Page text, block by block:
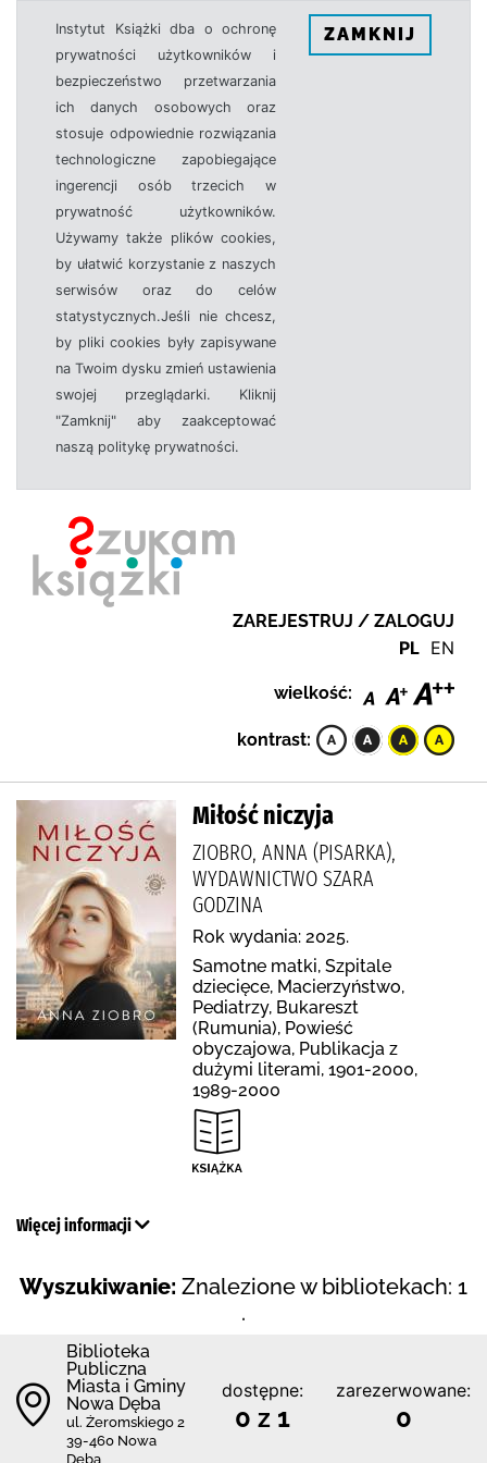
Instytut Książki dba o ochronę
prywatności użytkowników i
bezpieczeństwo przetwarzania
ich danych osobowych oraz
stosuje odpowiednie rozwiązania
technologiczne zapobiegające
ingerencji osób trzecich w
prywatność użytkowników.
Używamy także plików cookies,
by ułatwić korzystanie z naszych
serwisów oraz do celów
statystycznych.Jeśli nie chcesz,
by pliki cookies były zapisywane
na Twoim dysku zmień ustawienia
swojej przeglądarki. Kliknij
"Zamknij" aby zaakceptować
naszą politykę prywatności.
ZAMKNIJ
ZAREJESTRUJ / ZALOGUJ
PL EN
wielkość:
kontrast:
Miłość niczyja
ZIOBRO, ANNA (PISARKA),
WYDAWNICTWO SZARA
GODZINA
Rok wydania: 2025.
Samotne matki, Szpitale
dziecięce, Macierzyństwo,
Pediatrzy, Bukareszt
(Rumunia), Powieść
obyczajowa, Publikacja z
dużymi literami, 1901-2000,
1989-2000
Więcej informacji
Wyszukiwanie: Znalezione w bibliotekach: 1
.
Biblioteka
Publiczna
Miasta i Gminy
Nowa Dęba
ul. Żeromskiego 2
39-460 Nowa
Dęba
dostępne:
0 z 1
zarezerwowane:
0